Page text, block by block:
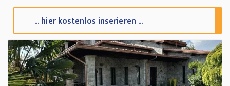
... hier kostenlos inserieren ...